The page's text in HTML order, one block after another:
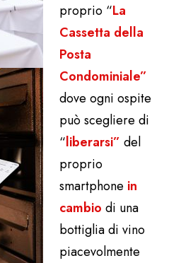
proprio “La
Cassetta della
Posta
Condominiale”
dove ogni ospite
può scegliere di
“liberarsi” del
proprio
smartphone in
cambio di una
bottiglia di vino
piacevolmente